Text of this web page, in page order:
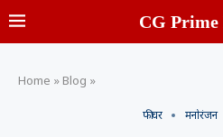
CG Prime
Home » Blog »
फीचर मनोरंजन